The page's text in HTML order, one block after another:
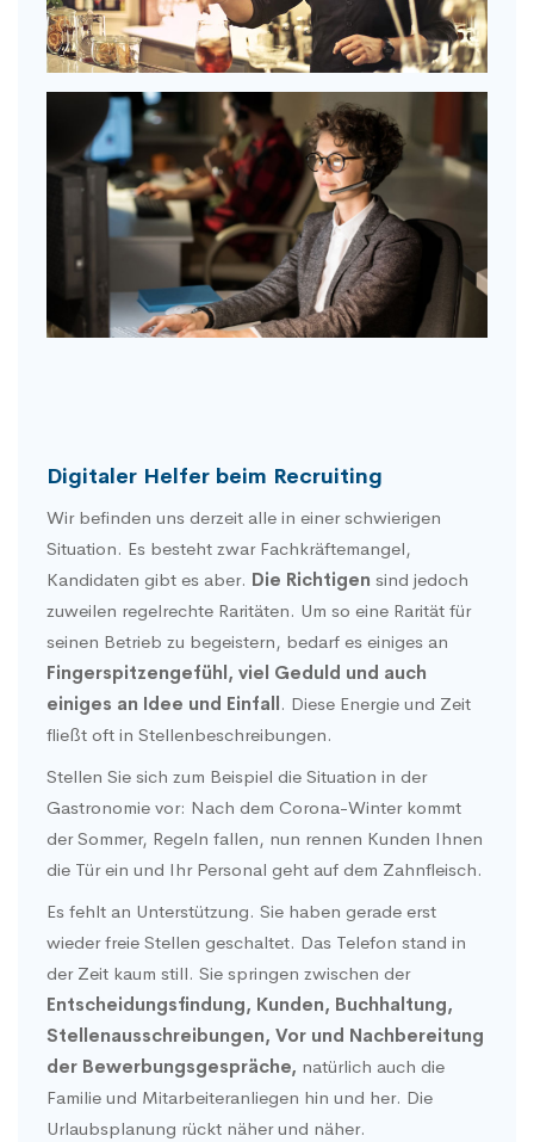
Digitaler Helfer beim Recruiting
Wir befinden uns derzeit alle in einer schwierigen
Situation. Es besteht zwar Fachkräftemangel,
Kandidaten gibt es aber. Die Richtigen sind jedoch
zuweilen regelrechte Raritäten. Um so eine Rarität für
seinen Betrieb zu begeistern, bedarf es einiges an
Fingerspitzengefühl, viel Geduld und auch
einiges an Idee und Einfall. Diese Energie und Zeit
fließt oft in Stellenbeschreibungen.
Stellen Sie sich zum Beispiel die Situation in der
Gastronomie vor: Nach dem Corona-Winter kommt
der Sommer, Regeln fallen, nun rennen Kunden Ihnen
die Tür ein und Ihr Personal geht auf dem Zahnfleisch.
Es fehlt an Unterstützung. Sie haben gerade erst
wieder freie Stellen geschaltet. Das Telefon stand in
der Zeit kaum still. Sie springen zwischen der
Entscheidungsfindung, Kunden, Buchhaltung,
Stellenausschreibungen, Vor und Nachbereitung
der Bewerbungsgespräche, natürlich auch die
Familie und Mitarbeiteranliegen hin und her. Die
Urlaubsplanung rückt näher und näher.